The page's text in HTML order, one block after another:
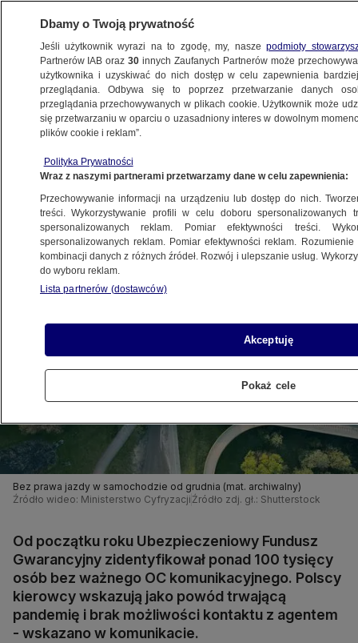
BIZNES
MOTO
Kierowcy tłumaczą się pandemią
13.11.2020, 15:25
Udostępnij
Bez prawa jazdy w samochodzie od grudnia (mat. archiwalny)
Źródło wideo: Ministerstwo Cyfryzacji Źródło zdj. gł.: Shutterstock
Od początku roku Ubezpieczeniowy Fundusz
Gwarancyjny zidentyfikował ponad 100 tysięcy
osób bez ważnego OC komunikacyjnego. Polscy
kierowcy wskazują jako powód trwającą
pandemię i brak możliwości kontaktu z agentem
- wskazano w komunikacie.
Dbamy o Twoją prywatność
Jeśli użytkownik wyrazi na to zgodę, my, naszepodmioty
Partnerów IAB oraz30 innych Zaufanych Partnerów może
użytkownika i uzyskiwać do nich dostęp w celu zapewnienia
przeglądania. Odbywa się to poprzez przetwarzanie danych
przeglądania przechowywanych w plikach cookie. Użytkownik może
się przetwarzaniu w oparciu o uzasadniony interes w dowolnym
plików cookie i reklam”.
Polityka Prywatności
Wraz z naszymi partnerami przetwarzamy dane w celu zapewnienia:
Przechowywanie informacji na urządzeniu lub dostęp do nich.
treści. Wykorzystywanie profili w celu doboru spersonalizowanych
spersonalizowanych reklam. Pomiar efektywności treści.
spersonalizowanych reklam. Pomiar efektywności reklam.
kombinacji danych z różnych źródeł. Rozwój i ulepszanie usług.
do wyboru reklam.
Lista partnerów (dostawców)
Akceptuję
Pokaż cele